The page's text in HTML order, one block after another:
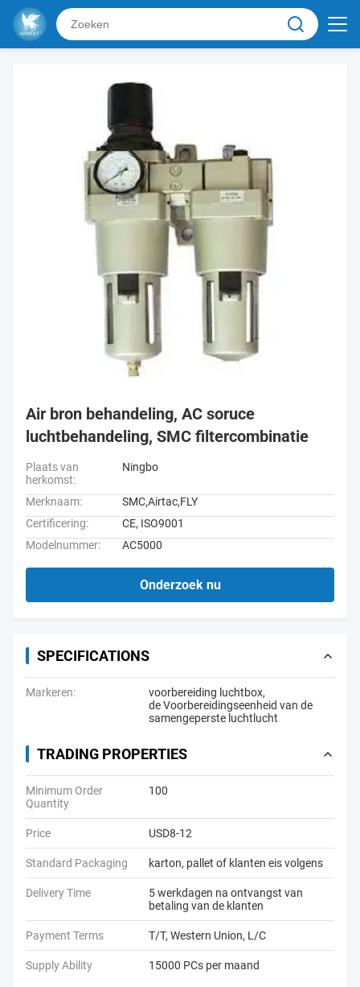
Air bron behandeling, AC soruce
luchtbehandeling, SMC filtercombinatie
Plaats van
herkomst:
Ningbo
Merknaam:
SMC,Airtac,FLY
Certificering:
CE, ISO9001
Modelnummer:
AC5000
Onderzoek nu
SPECIFICATIONS
Markeren: voorbereiding luchtbox,
de Voorbereidingseenheid van de
samengeperste luchtlucht
TRADING PROPERTIES
Minimum Order
Quantity
100
Price USD8-12
Standard Packaging karton, pallet of klanten eis volgens
Delivery Time
5 werkdagen na ontvangst van
betaling van de klanten
Payment Terms T/T, Western Union, L/C
Supply Ability 15000 PCs per maand